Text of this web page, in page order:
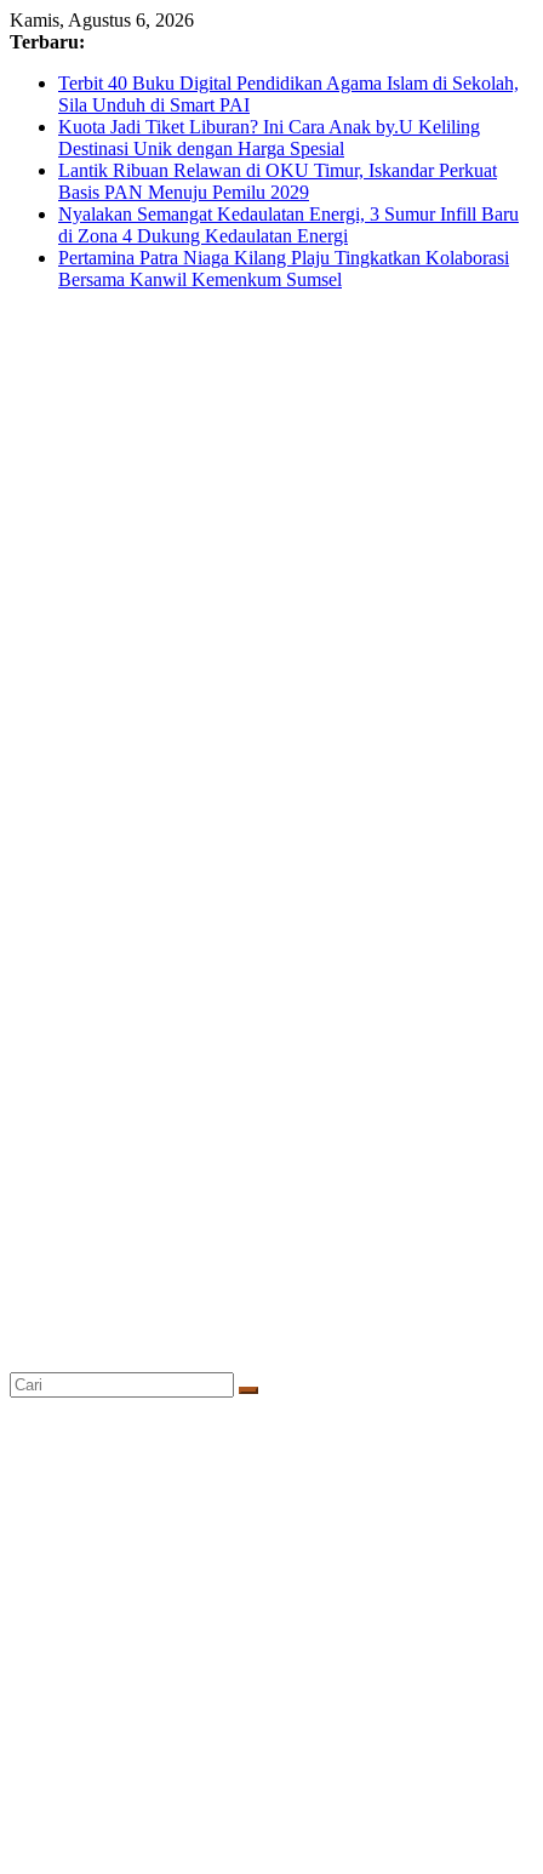
Skip
to
Kamis, Agustus 6, 2026
Terbaru:
Terbit 40 Buku Digital Pendidikan Agama Islam di Sekolah,
Sila Unduh di Smart PAI
Kuota Jadi Tiket Liburan? Ini Cara Anak by.U Keliling
Destinasi Unik dengan Harga Spesial
Lantik Ribuan Relawan di OKU Timur, Iskandar Perkuat
Basis PAN Menuju Pemilu 2029
Nyalakan Semangat Kedaulatan Energi, 3 Sumur Infill Baru
di Zona 4 Dukung Kedaulatan Energi
Pertamina Patra Niaga Kilang Plaju Tingkatkan Kolaborasi
Bersama Kanwil Kemenkum Sumsel